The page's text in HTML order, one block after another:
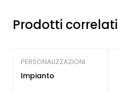
Prodotti correlati
PERSONALIZZAZIONI
Impianto